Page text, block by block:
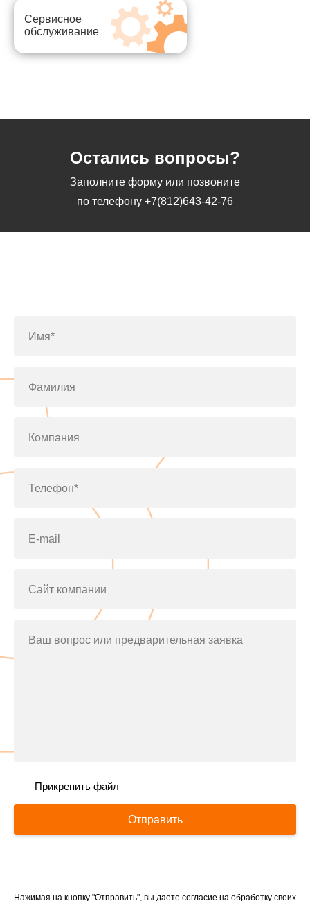
Сервисное
обслуживание
Остались вопросы?
Заполните форму или позвоните
по телефону +7(812)643-42-76
Имя*
Фамилия
Компания
Телефон*
E-mail
Сайт компании
Ваш вопрос или предварительная заявка
Прикрепить файл
Отправить
Нажимая на кнопку "Отправить", вы даете согласие на обработку своих